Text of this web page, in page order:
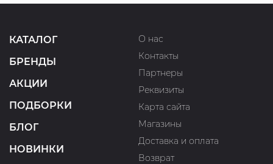
КАТАЛОГ
БРЕНДЫ
АКЦИИ
ПОДБОРКИ
БЛОГ
НОВИНКИ
О нас
Контакты
Партнеры
Реквизиты
Карта сайта
Магазины
Доставка и оплата
Возврат